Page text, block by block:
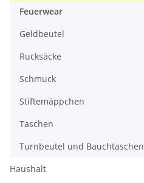
Feuerwear
Geldbeutel
Rucksäcke
Schmuck
Stiftemäppchen
Taschen
Turnbeutel und Bauchtaschen
Haushalt